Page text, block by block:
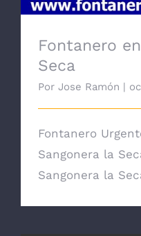
Fontanero
Seca
Por Jose Ramón |
Fontanero
Sangonera la
Sangonera la